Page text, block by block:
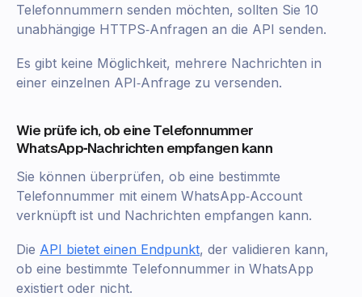
Telefonnummern senden möchten, sollten Sie 10
unabhängige HTTPS‑Anfragen an die API senden.
Es gibt keine Möglichkeit, mehrere Nachrichten in
einer einzelnen API‑Anfrage zu versenden.
Wie prüfe ich, ob eine Telefonnummer
WhatsApp‑Nachrichten empfangen kann
Sie können überprüfen, ob eine bestimmte
Telefonnummer mit einem WhatsApp‑Account
verknüpft ist und Nachrichten empfangen kann.
Die API bietet einen Endpunkt, der validieren kann,
ob eine bestimmte Telefonnummer in WhatsApp
existiert oder nicht.